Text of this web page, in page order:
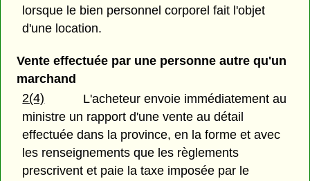
lorsque le bien personnel corporel fait l'objet
d'une location.
Vente effectuée par une personne autre qu'un
marchand
2(4)
L'acheteur envoie immédiatement au
ministre un rapport d'une vente au détail
effectuée dans la province, en la forme et avec
les renseignements que les règlements
prescrivent et paie la taxe imposée par le